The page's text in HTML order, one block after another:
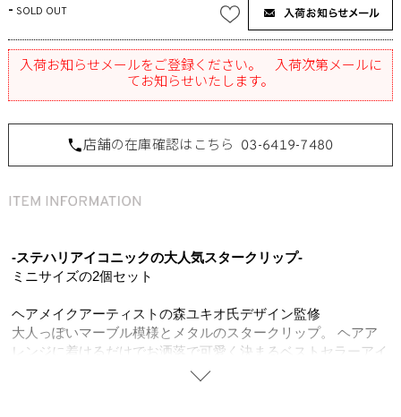
- SOLD OUT
入荷お知らせメールをご登録ください。 入荷次第メールに
てお知らせいたします。
店舗の在庫確認はこちら 03-6419-7480
-ステハリアイコニックの大人気スタークリップ-
ミニサイズの2個セット
ヘアメイクアーティストの森ユキオ氏デザイン監修
大人っぽいマーブル模様とメタルのスタークリップ。 ヘアア
レンジに着けるだけでお洒落で可愛く決まるベストセラーアイ
テム。 ヘアスタイルのワンポイントとしてラフなまとめ髪に